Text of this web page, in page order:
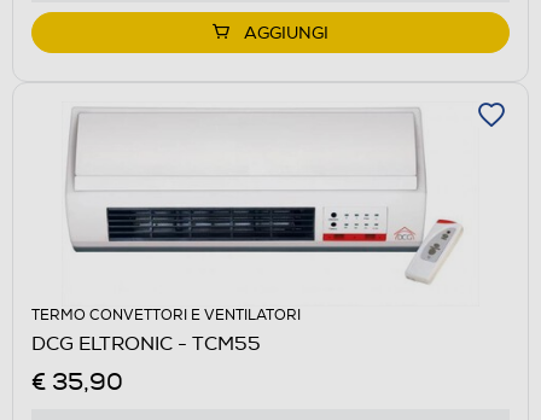
AGGIUNGI
TERMO CONVETTORI E VENTILATORI
DCG ELTRONIC - TCM55
€ 35,90